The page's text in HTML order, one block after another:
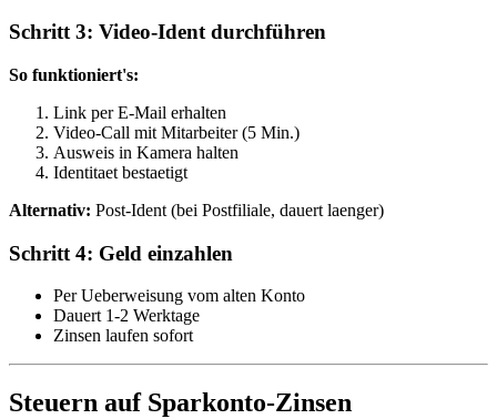
Schritt 3: Video-Ident durchführen
So funktioniert's:
Link per E-Mail erhalten
Video-Call mit Mitarbeiter (5 Min.)
Ausweis in Kamera halten
Identitaet bestaetigt
Alternativ: Post-Ident (bei Postfiliale, dauert laenger)
Schritt 4: Geld einzahlen
Per Ueberweisung vom alten Konto
Dauert 1-2 Werktage
Zinsen laufen sofort
Steuern auf Sparkonto-Zinsen